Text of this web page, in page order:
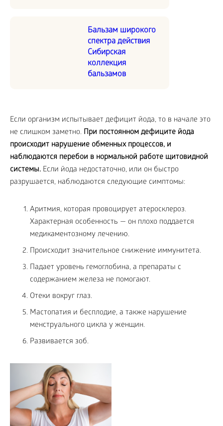
Бальзам широкого
спектра действия
Сибирская
коллекция
бальзамов
Если организм испытывает дефицит йода, то в начале это
не слишком заметно. При постоянном дефиците йода
происходит нарушение обменных процессов, и
наблюдаются перебои в нормальной работе щитовидной
системы. Если йода недостаточно, или он быстро
разрушается, наблюдаются следующие симптомы:
Аритмия, которая провоцирует атеросклероз.
Характерная особенность — он плохо поддается
медикаментозному лечению.
Происходит значительное снижение иммунитета.
Падает уровень гемоглобина, а препараты с
содержанием железа не помогают.
Отеки вокруг глаз.
Мастопатия и бесплодие, а также нарушение
менструального цикла у женщин.
Развивается зоб.